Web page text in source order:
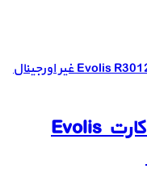
فیلم و ریبون دستگاه چاپ کارت Evolis